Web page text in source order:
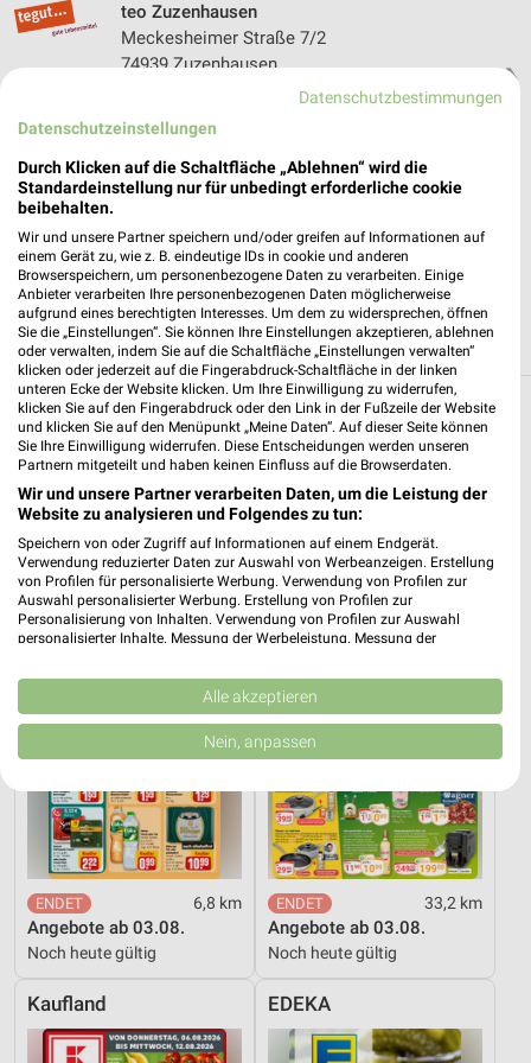
❯
teo Zuzenhausen
Meckesheimer Straße 7/2
74939 Zuzenhausen
Heute 00:00 - 23:59 Uhr | Geöffnet
481,12 km
Wiesenbacher Straße 65-69
69151 Neckargemünd
Heute 08:00 - 18:00 Uhr | Geöffnet
474,44 km
Supermärkte Angebote und Prospekte für
Aglasterhausen
16 Prospekte
REWE
6,8 km
Angebote ab 03.08.
Noch heute gültig
Globus
33,2 km
Angebote ab 03.08.
Noch heute gültig
Kaufland EDEKA
Datenschutzbestimmungen
Datenschutzeinstellungen
Durch Klicken auf die Schaltfläche „Ablehnen“ wird die
Standardeinstellung nur für unbedingt erforderliche cookie
beibehalten.
Wir und unsere Partner speichern und/oder greifen auf Informationen auf
einem Gerät zu, wie z. B. eindeutige IDs in cookie und anderen
Browserspeichern, um personenbezogene Daten zu verarbeiten. Einige
Anbieter verarbeiten Ihre personenbezogenen Daten möglicherweise
aufgrund eines berechtigten Interesses. Um dem zu widersprechen, öffnen
Sie die „Einstellungen“. Sie können Ihre Einstellungen akzeptieren, ablehnen
oder verwalten, indem Sie auf die Schaltfläche „Einstellungen verwalten“
klicken oder jederzeit auf die Fingerabdruck-Schaltfläche in der linken
unteren Ecke der Website klicken. Um Ihre Einwilligung zu widerrufen,
klicken Sie auf den Fingerabdruck oder den Link in der Fußzeile der Website
und klicken Sie auf den Menüpunkt „Meine Daten“. Auf dieser Seite können
Sie Ihre Einwilligung widerrufen. Diese Entscheidungen werden unseren
Partnern mitgeteilt und haben keinen Einfluss auf die Browserdaten.
Wir und unsere Partner verarbeiten Daten, um die Leistung der
Website zu analysieren und Folgendes zu tun:
Speichern von oder Zugriff auf Informationen auf einem Endgerät.
Verwendung reduzierter Daten zur Auswahl von Werbeanzeigen. Erstellung
von Profilen für personalisierte Werbung. Verwendung von Profilen zur
Auswahl personalisierter Werbung. Erstellung von Profilen zur
Personalisierung von Inhalten. Verwendung von Profilen zur Auswahl
personalisierter Inhalte. Messung der Werbeleistung. Messung der
Kombinationen von Daten aus verschiedenen Quellen. Entwicklung und
Verbesserung der Angebote. Verwendung reduzierter Daten zur Auswahl
von Inhalten.
Daten können außerhalb der Europäischen Union weitergegeben und in die
USA gesendet werden.
Website/App.
Partnerliste anzeigen (1 IAB-Anbieter)
Wir nutzen Ihre Daten für folgende Zwecke:
Speichern von oder Zugriff auf Informationen
auf einem Endgerät
Verwendung reduzierter Daten zur Auswahl von
Werbeanzeigen
Alle akzeptieren
Nein, anpassen